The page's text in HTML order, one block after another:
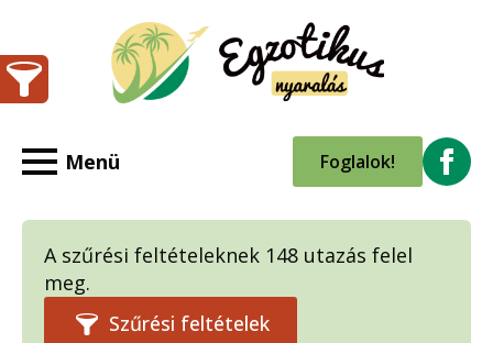
Foglalok!
A szűrési feltételeknek 148 utazás felel
meg.
Szűrési feltételek